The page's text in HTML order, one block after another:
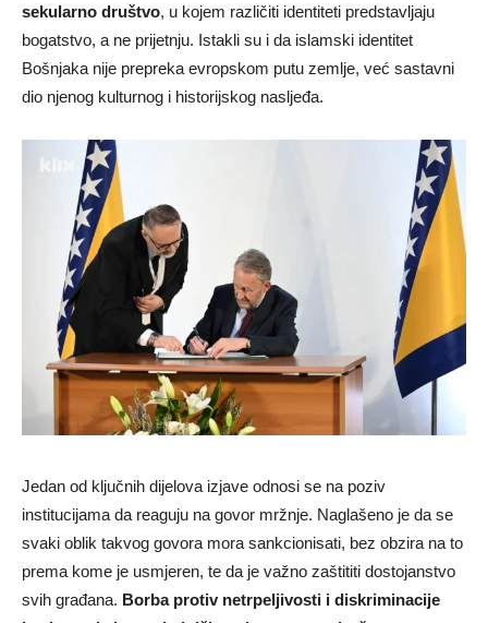
sekularno društvo, u kojem različiti identiteti predstavljaju
bogatstvo, a ne prijetnju. Istakli su i da islamski identitet
Bošnjaka nije prepreka evropskom putu zemlje, već sastavni
dio njenog kulturnog i historijskog nasljeđa.
Jedan od ključnih dijelova izjave odnosi se na poziv
institucijama da reaguju na govor mržnje. Naglašeno je da se
svaki oblik takvog govora mora sankcionisati, bez obzira na to
prema kome je usmjeren, te da je važno zaštititi dostojanstvo
svih građana. Borba protiv netrpeljivosti i diskriminacije